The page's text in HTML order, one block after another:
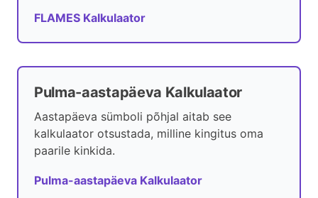
FLAMES Kalkulaator
Pulma-aastapäeva Kalkulaator
Aastapäeva sümboli põhjal aitab see
kalkulaator otsustada, milline kingitus oma
paarile kinkida.
Pulma-aastapäeva Kalkulaator